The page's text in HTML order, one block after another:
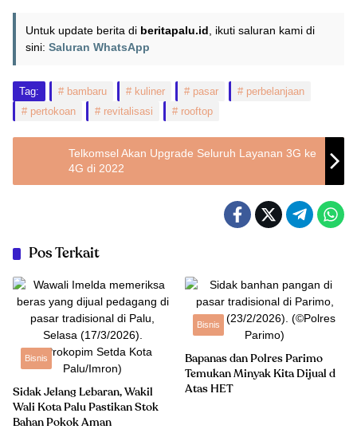
Untuk update berita di beritapalu.id , ikuti saluran kami di
sini: Saluran WhatsApp
Tag: bambaru kuliner pasar
perbelanjaan
pertokoan
revitalisasi rooftop
Telkomsel Akan Upgrade Seluruh Layanan 3G ke
4G di 2022
Pos Terkait
Bisnis
Sidak Jelang Lebaran, Wakil
Wali Kota Palu Pastikan Stok
Bahan Pokok Aman
Bisnis
Bapanas dan Polres Parimo
Temukan Minyak Kita Dijual d
Atas HET